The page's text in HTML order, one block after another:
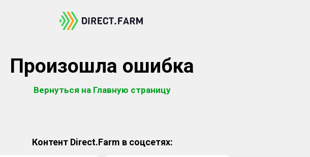
Произошла ошибка
Вернуться на Главную страницу
Контент Direct.Farm в соцсетях: